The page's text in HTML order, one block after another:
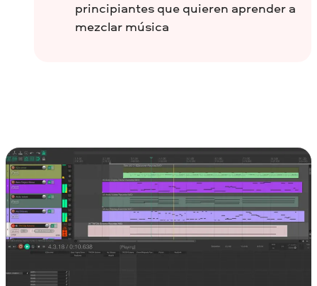
principiantes que quieren aprender a
mezclar música